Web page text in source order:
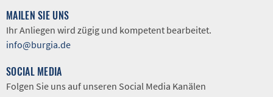
MAILEN SIE UNS
Ihr Anliegen wird zügig und kompetent bearbeitet.
info@burgia.de
SOCIAL MEDIA
Folgen Sie uns auf unseren Social Media Kanälen